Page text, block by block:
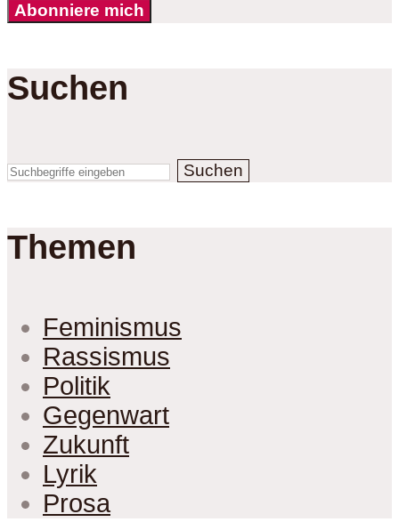
Abonniere mich
Suchen
Suchen
Themen
Feminismus
Rassismus
Politik
Gegenwart
Zukunft
Lyrik
Prosa